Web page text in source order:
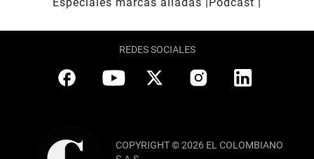
REDES SOCIALES
COPYRIGHT © 2026 EL COLOMBIANO